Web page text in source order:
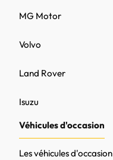
MG Motor
Volvo
Land Rover
Isuzu
Véhicules d'occasion
Les véhicules d'occasion